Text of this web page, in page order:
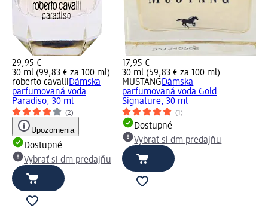
29,95 €
30 ml (99,83 € za 100 ml)
roberto cavalliDámska
parfumovaná voda
Paradiso, 30 ml
(2)
Upozornenia
Dostupné
Vybrať si dm predajňu
17,95 €
30 ml (59,83 € za 100 ml)
MUSTANGDámska
parfumovaná voda Gold
Signature, 30 ml
(1)
Dostupné
Vybrať si dm predajňu